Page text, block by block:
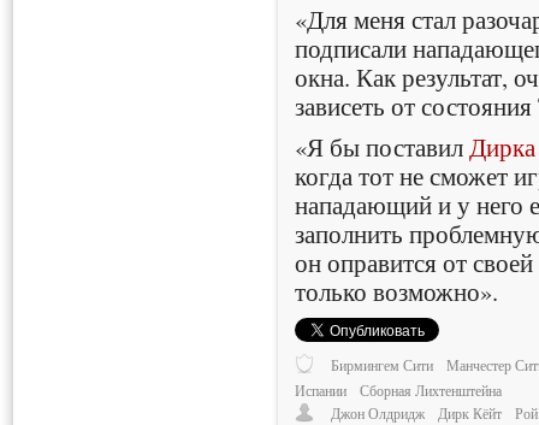
«Для меня стал
подписали
окна. Как результат,
зависеть от
«Я бы поставил
когда тот не сможет
нападающий и у него
заполнить
он оправится от
только возможно».
Бирмингем Сити
Манчестер
Испании
Сборная Лихтенштейна
Джон Олдридж
Дирк Кёйт